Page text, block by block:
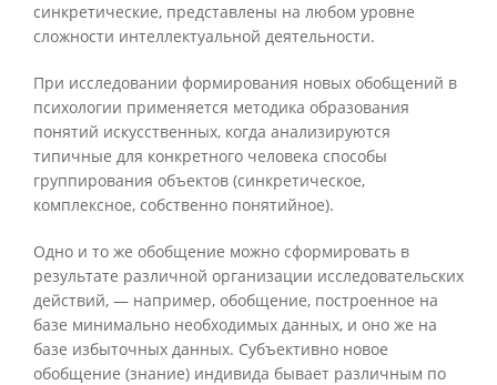
синкретические, представлены на любом уровне
сложности интеллектуальной деятельности.
При исследовании формирования новых обобщений в
психологии применяется методика образования
понятий искусственных, когда анализируются
типичные для конкретного человека способы
группирования объектов (синкретическое,
комплексное, собственно понятийное).
Одно и то же обобщение можно сформировать в
результате различной организации исследовательских
действий, — например, обобщение, построенное на
базе минимально необходимых данных, и оно же на
базе избыточных данных. Субъективно новое
обобщение (знание) индивида бывает различным по